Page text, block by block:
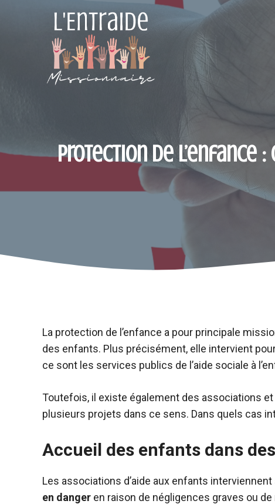
Protection de l’enfance
La protection de l’enfance a pour principale
des enfants. Plus précisément, elle intervient
ce sont les services publics de l’aide sociale à
Toutefois, il existe également des associations
plusieurs projets dans ce sens. Dans quels cas
Accueil des enfants dans
Les associations d’aide aux enfants
en danger en raison de négligences graves ou